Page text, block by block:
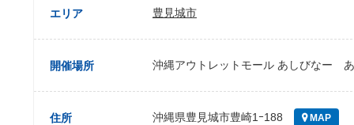
エリア 豊見城市
開催場所 沖縄アウトレットモール あしびなー
住所 沖縄県豊見城市豊崎1ｰ188 MAP